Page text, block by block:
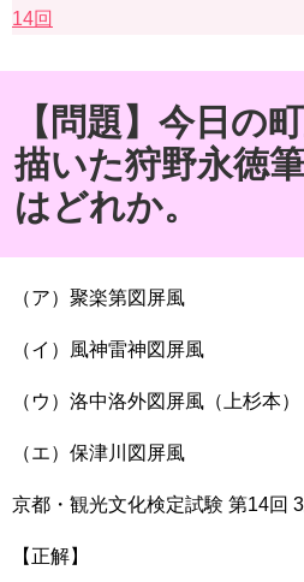
14回
【問題】今日の
描いた狩野永徳
はどれか。
（ア）聚楽第図屏風
（イ）風神雷神図屏風
（ウ）洛中洛外図屏風（上杉本）
（エ）保津川図屏風
京都・観光文化検定試験 第14回 3
【正解】